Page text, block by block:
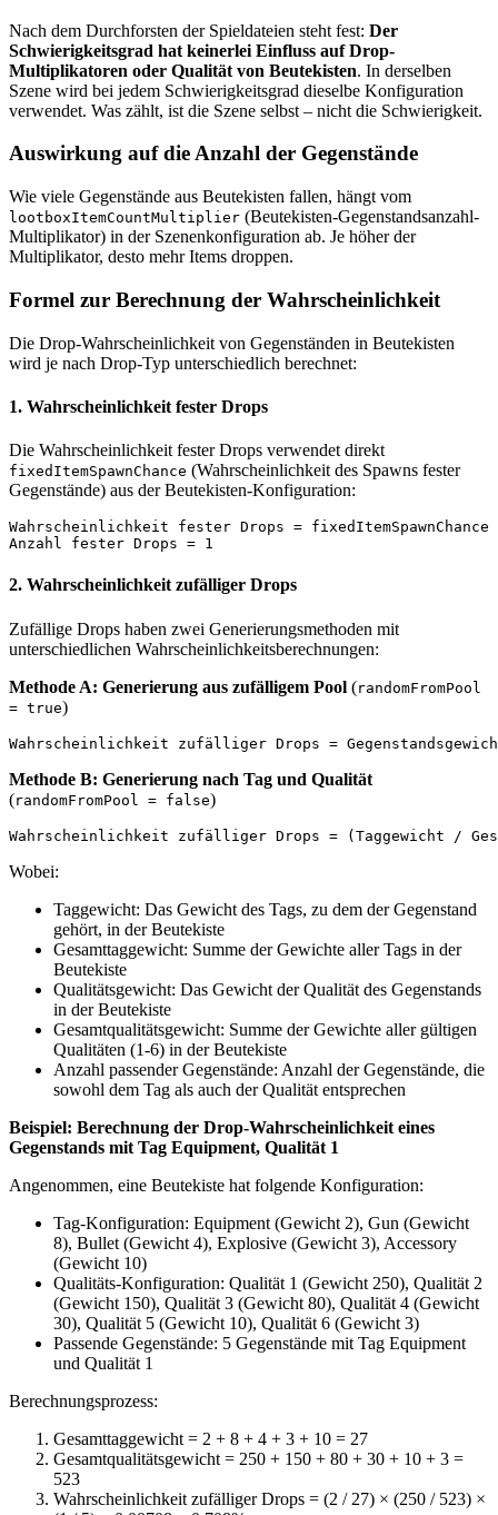
Nach dem Durchforsten der Spieldateien steht fest: Der
Schwierigkeitsgrad hat keinerlei Einfluss auf Drop-
Multiplikatoren oder Qualität von Beutekisten. In derselben
Szene wird bei jedem Schwierigkeitsgrad dieselbe Konfiguration
verwendet. Was zählt, ist die Szene selbst – nicht die Schwierigkeit.
Auswirkung auf die Anzahl der Gegenstände
Wie viele Gegenstände aus Beutekisten fallen, hängt vom
lootboxItemCountMultiplier (Beutekisten-Gegenstandsanzahl-
Multiplikator) in der Szenenkonfiguration ab. Je höher der
Multiplikator, desto mehr Items droppen.
Formel zur Berechnung der Wahrscheinlichkeit
Die Drop-Wahrscheinlichkeit von Gegenständen in Beutekisten
wird je nach Drop-Typ unterschiedlich berechnet:
1. Wahrscheinlichkeit fester Drops
Die Wahrscheinlichkeit fester Drops verwendet direkt
fixedItemSpawnChance (Wahrscheinlichkeit des Spawns fester
Gegenstände) aus der Beutekisten-Konfiguration:
Wahrscheinlichkeit fester Drops = fixedItemSpawnChance
2. Wahrscheinlichkeit zufälliger Drops
Zufällige Drops haben zwei Generierungsmethoden mit
unterschiedlichen Wahrscheinlichkeitsberechnungen:
Methode A: Generierung aus zufälligem Pool (randomFromPool
= true)
Methode B: Generierung nach Tag und Qualität
(randomFromPool = false)
Wobei:
Taggewicht: Das Gewicht des Tags, zu dem der Gegenstand
gehört, in der Beutekiste
Gesamttaggewicht: Summe der Gewichte aller Tags in der
Beutekiste
Qualitätsgewicht: Das Gewicht der Qualität des Gegenstands
in der Beutekiste
Gesamtqualitätsgewicht: Summe der Gewichte aller gültigen
Qualitäten (1-6) in der Beutekiste
Anzahl passender Gegenstände: Anzahl der Gegenstände, die
sowohl dem Tag als auch der Qualität entsprechen
Beispiel: Berechnung der Drop-Wahrscheinlichkeit eines
Gegenstands mit Tag Equipment, Qualität 1
Angenommen, eine Beutekiste hat folgende Konfiguration:
Tag-Konfiguration: Equipment (Gewicht 2), Gun (Gewicht
8), Bullet (Gewicht 4), Explosive (Gewicht 3), Accessory
(Gewicht 10)
Qualitäts-Konfiguration: Qualität 1 (Gewicht 250), Qualität 2
(Gewicht 150), Qualität 3 (Gewicht 80), Qualität 4 (Gewicht
30), Qualität 5 (Gewicht 10), Qualität 6 (Gewicht 3)
Passende Gegenstände: 5 Gegenstände mit Tag Equipment
und Qualität 1
Berechnungsprozess:
Gesamttaggewicht = 2 + 8 + 4 + 3 + 10 = 27
Gesamtqualitätsgewicht = 250 + 150 + 80 + 30 + 10 + 3 =
523
Wahrscheinlichkeit zufälliger Drops = (2 / 27) × (250 / 523) ×